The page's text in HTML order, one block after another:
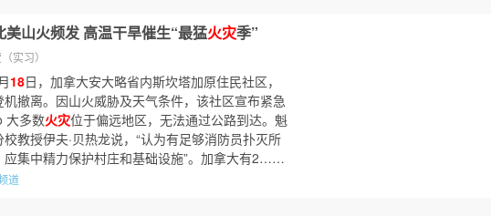
山火频发 高温干旱催生“最猛火灾季”
实习）
18日，加拿大安大略省内斯坎塔加原住民社区，
撤离。因山火威胁及天气条件，该社区宣布紧急
大多数火灾位于偏远地区，无法通过公路到达。魁
教授伊夫·贝热龙说，“认为有足够消防员扑灭所
应集中精力保护村庄和基础设施”。加拿大有2……
道